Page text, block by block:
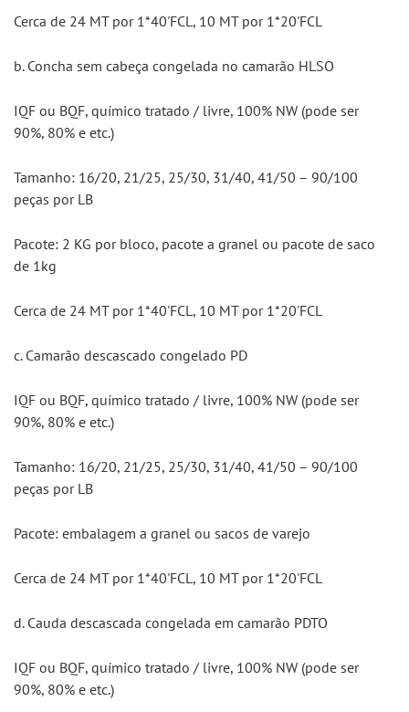
Cerca de 24 MT por 1*40'FCL, 10 MT por 1*20'FCL
b. Concha sem cabeça congelada no camarão HLSO
IQF ou BQF, químico tratado / livre, 100% NW (pode ser
90%, 80% e etc.)
Tamanho: 16/20, 21/25, 25/30, 31/40, 41/50 – 90/100
peças por LB
Pacote: 2 KG por bloco, pacote a granel ou pacote de saco
de 1kg
Cerca de 24 MT por 1*40'FCL, 10 MT por 1*20'FCL
c. Camarão descascado congelado PD
IQF ou BQF, químico tratado / livre, 100% NW (pode ser
90%, 80% e etc.)
Tamanho: 16/20, 21/25, 25/30, 31/40, 41/50 – 90/100
peças por LB
Pacote: embalagem a granel ou sacos de varejo
Cerca de 24 MT por 1*40'FCL, 10 MT por 1*20'FCL
d. Cauda descascada congelada em camarão PDTO
IQF ou BQF, químico tratado / livre, 100% NW (pode ser
90%, 80% e etc.)